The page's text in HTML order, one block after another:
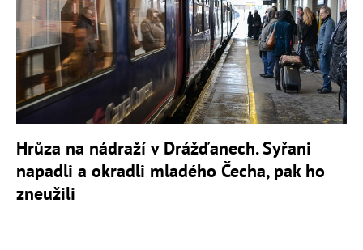
Hrůza na nádraží v Drážďanech. Syřani
napadli a okradli mladého Čecha, pak ho
zneužili